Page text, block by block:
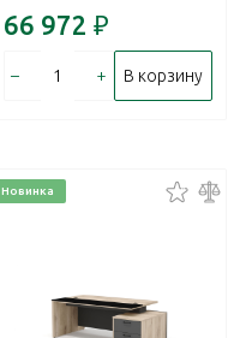
66 972 ₽
– + В корзину
Новинка